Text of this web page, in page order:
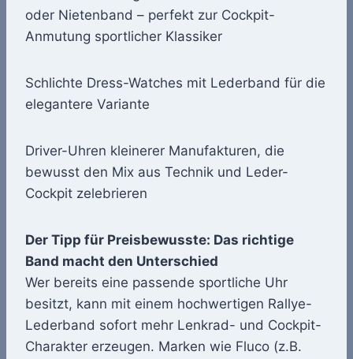
oder Nietenband – perfekt zur Cockpit-
Anmutung sportlicher Klassiker
Schlichte Dress-Watches mit Lederband für die
elegantere Variante
Driver-Uhren kleinerer Manufakturen, die
bewusst den Mix aus Technik und Leder-
Cockpit zelebrieren
Der Tipp für Preisbewusste: Das richtige
Band macht den Unterschied
Wer bereits eine passende sportliche Uhr
besitzt, kann mit einem hochwertigen Rallye-
Lederband sofort mehr Lenkrad- und Cockpit-
Charakter erzeugen. Marken wie Fluco (z.B.